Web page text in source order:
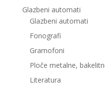
Glazbeni automati
Glazbeni automati
Fonografi
Gramofoni
Ploče metalne,
Literatura